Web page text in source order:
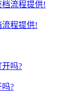
程提供!
?